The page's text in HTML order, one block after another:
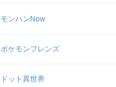
モンハンNow
ポケモンフレンズ
ドット異世界